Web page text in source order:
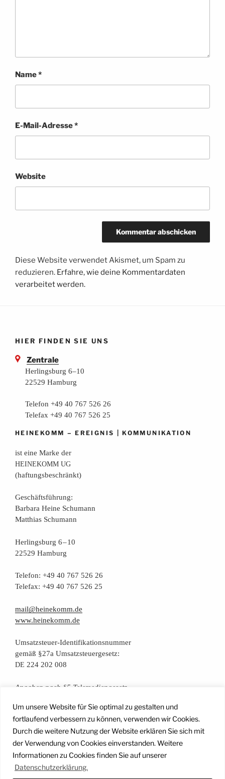
Um unsere Website für Sie optimal zu gestalten und
fortlaufend verbessern zu können, verwenden wir Cookies.
Durch die weitere Nutzung der Website erklären Sie sich mit
der Verwendung von Cookies einverstanden. Weitere
Informationen zu Cookies finden Sie auf unserer
Datenschutzerklärung.
Name*
E-Mail-Adresse*
Website
Diese Website verwendet Akismet, um Spam zu
reduzieren. Erfahre, wie deine Kommentardaten
verarbeitet werden.
HIER FINDEN SIE UNS
Zentrale
Herlingsburg 6–10
22529 Hamburg
Telefon +49 40 767 526 26
Telefax +49 40 767 526 25
HEINEKOMM –EREIGNIS |KOMMUNIKATION
ist eine Mar­ke der
HEINEKOMM UG
(haf­tungs­be­schränkt)
Geschäfts­füh­rung:
Bar­ba­ra Hei­ne Schumann
Mat­thi­as Schumann
Her­lings­burg 6 – 10
22529 Hamburg
Tele­fon: +49 40 767 526 26
Tele­fax: +49 40 767 526 25
mail@heinekomm.de
www.heinekomm.de
Umsatz­steu­er-Iden­ti­fi­ka­ti­ons­num­mer
gemäß §27a Umsatzsteuergesetz:
DE 224 202 008
Anga­ben nach §5 Telemediengesetz
Daten­schutz­er­klä­rung
FacebookInstagramYouTubeMail